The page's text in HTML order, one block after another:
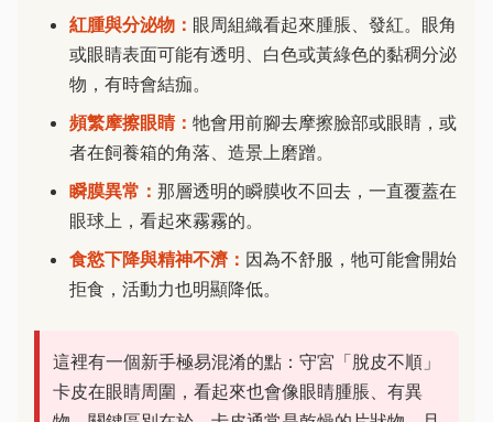
紅腫與分泌物： 眼周組織看起來腫脹、發紅。眼角
或眼睛表面可能有透明、白色或黃綠色的黏稠分泌
物，有時會結痂。
頻繁摩擦眼睛： 牠會用前腳去摩擦臉部或眼睛，或
者在飼養箱的角落、造景上磨蹭。
瞬膜異常： 那層透明的瞬膜收不回去，一直覆蓋在
眼球上，看起來霧霧的。
食慾下降與精神不濟： 因為不舒服，牠可能會開始
拒食，活動力也明顯降低。
這裡有一個新手極易混淆的點：守宮「脫皮不順」
卡皮在眼睛周圍，看起來也會像眼睛腫脹、有異